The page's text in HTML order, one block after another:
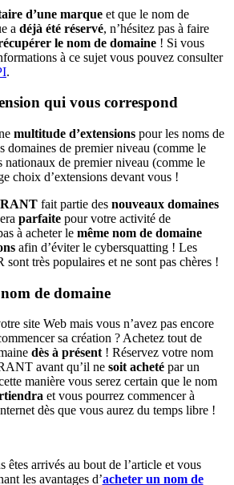
d’une marque et que le nom de
a déjà été réservé, n’hésitez pas à faire
le nom de domaine ! Si vous
à ce sujet vous pouvez consulter
.
qui vous correspond
multitude d’extensions pour les noms de
domaines de premier niveau (comme le
nationaux de premier niveau (comme le
choix d’extensions devant vous !
fait partie des nouveaux domaines
parfaite pour votre activité de
à acheter le même nom de domaine
afin d’éviter le cybersquatting ! Les
très populaires et ne sont pas chères !
de domaine
site Web mais vous n’avez pas encore
sa création ? Achetez tout de
dès à présent! Réservez votre nom
avant qu’il ne soit acheté par un
manière vous serez certain que le nom
et vous pourrez commencer à
dès que vous aurez du temps libre !
êtes arrivés au bout de l’article et vous
les avantages d’acheter un nom de